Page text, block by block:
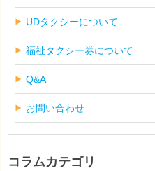
UDタクシーについて
福祉タクシー券について
Q&A
お問い合わせ
コラムカテゴリ